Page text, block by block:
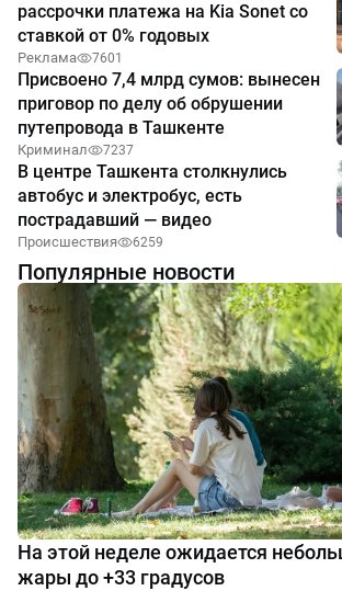
рассрочки платежа на Kia Sonet со
ставкой от 0% годовых
Реклама 7601
Присвоено 7,4 млрд сумов: вынесен
приговор по делу об обрушении
путепровода в Ташкенте
Криминал 7237
В центре Ташкента столкнулись
автобус и электробус, есть
пострадавший — видео
Происшествия 6259
Популярные новости
На этой неделе ожидается
жары до +33 градусов